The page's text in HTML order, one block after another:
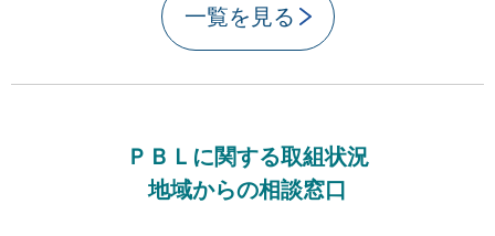
一覧を見る
ＰＢＬに関する取組状況
地域からの相談窓口